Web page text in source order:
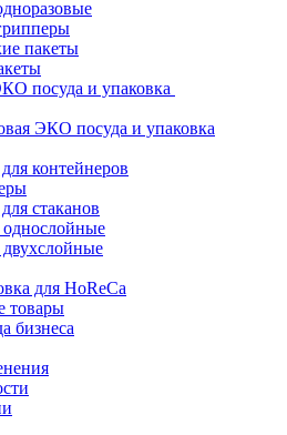
пакеты
посуда и упаковка
ЭКО посуда и упаковка
контейнеров
стаканов
для HoReCa
товары
бизнеса